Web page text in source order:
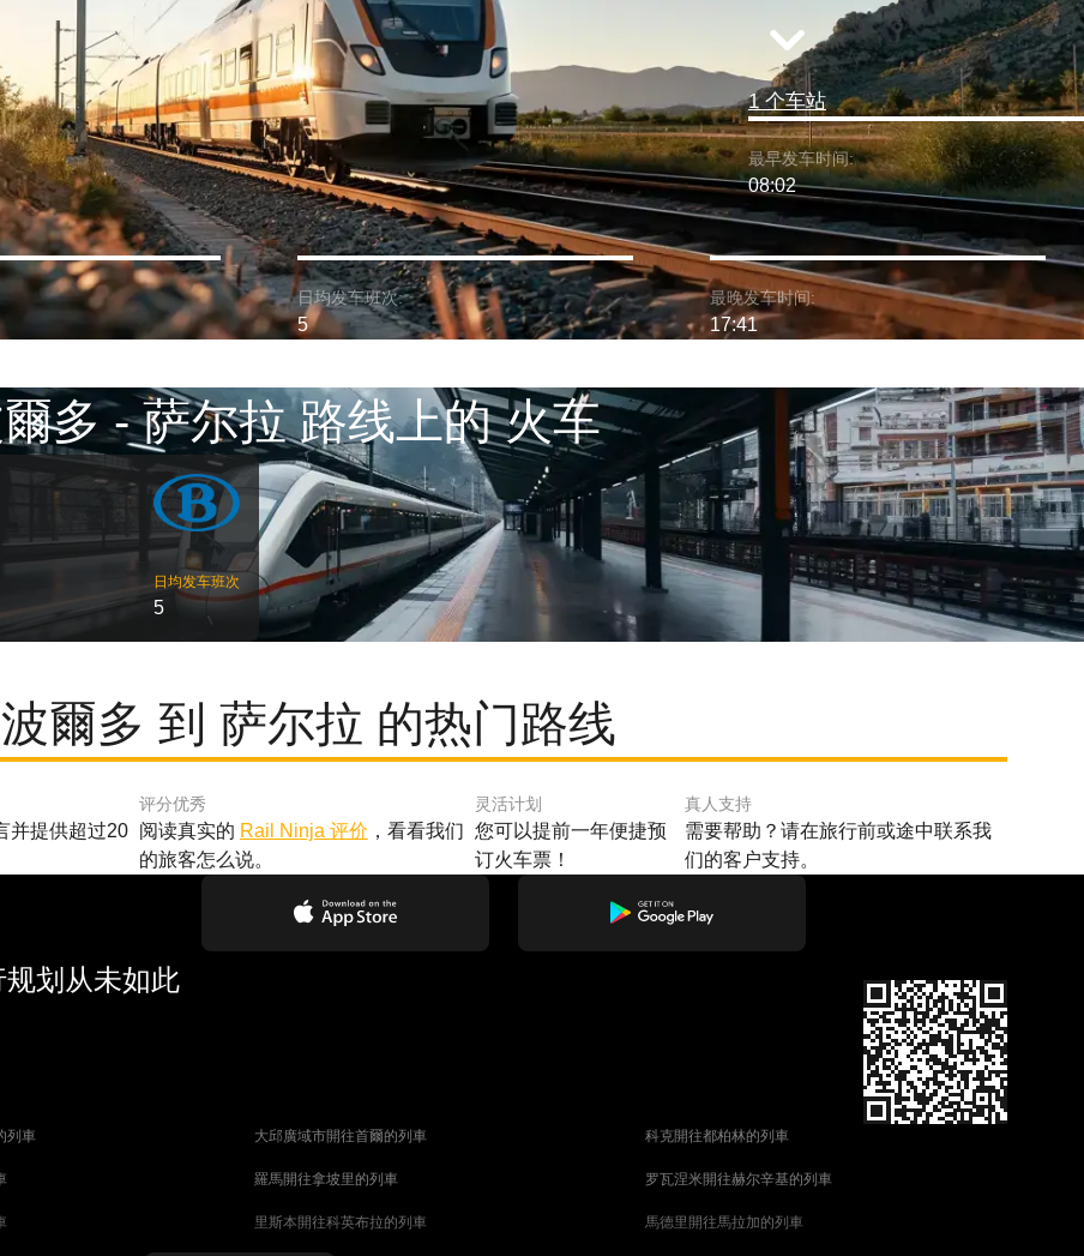
1 个车站
最早发车时间:
08:02
日均发车班次:
5
最晚发车时间:
17:41
多 - 萨尔拉 路线上的 火车
日均发车班次
5
爾多 到 萨尔拉 的热门路线
并提供超过20
评分优秀
阅读真实的 Rail Ninja 评价 ，看看我们
的旅客怎么说。
灵活计划
您可以提前一年便捷预
订火车票！
真人支持
需要帮助？请在旅行前或途中联系我
们的客户支持。
划从未如此
列車 大邱廣域市開往首爾的列車 科克開往都柏林的列車
羅馬開往拿坡里的列車 罗瓦涅米開往赫尔辛基的列車
里斯本開往科英布拉的列車 馬德里開往馬拉加的列車